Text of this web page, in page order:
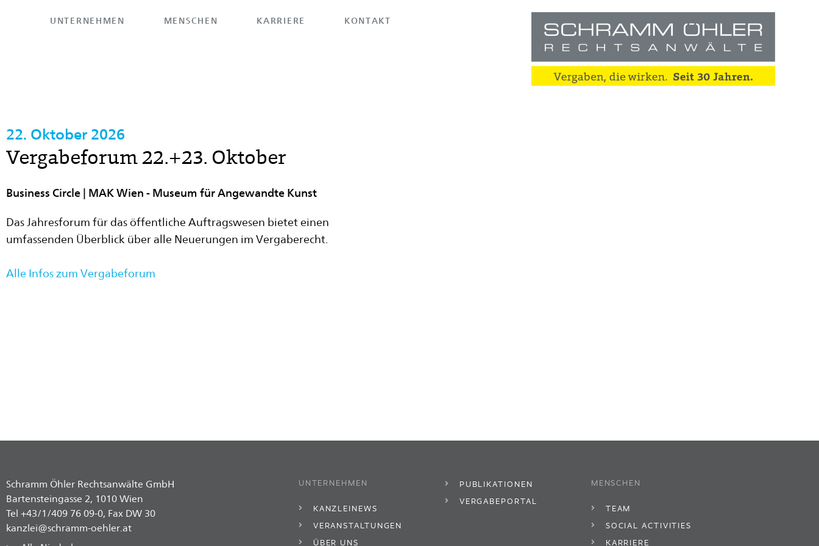
UNTERNEHMEN MENSCHEN KARRIERE KONTAKT
22. Oktober 2026
Vergabeforum 22.+23. Oktober
Business Circle | MAK Wien - Museum für Angewandte Kunst
Das Jahresforum für das öffentliche Auftragswesen bietet einen
umfassenden Überblick über alle Neuerungen im Vergaberecht.
Alle Infos zum Vergabeforum
Schramm Öhler Rechtsanwälte GmbH
Bartensteingasse 2, 1010 Wien
Tel +43/1/409 76 09-0, Fax DW 30
kanzlei@schramm-oehler.at
UNTERNEHMEN
KANZLEINEWS
VERANSTALTUNGEN
ÜBER UNS
PUBLIKATIONEN
VERGABEPORTAL
MENSCHEN
TEAM
SOCIAL ACTIVITIES
KARRIERE